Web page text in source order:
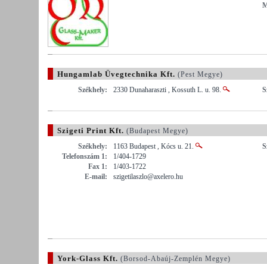
Hungamlab Üvegtechnika Kft. (Pest Megye)
Székhely:
2330 Dunaharaszti , Kossuth L. u. 98.
Szigeti Print Kft. (Budapest Megye)
Székhely:
1163 Budapest , Kócs u. 21.
Telefonszám 1:
1/404-1729
Fax 1:
1/403-1722
E-mail:
szigetilaszlo@axelero.hu
York-Glass Kft. (Borsod-Abaúj-Zemplén Megye)